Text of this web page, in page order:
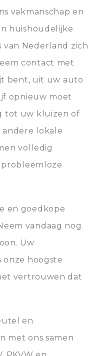
vakmanschap en
huishoudelijke
van Nederland zich
contact met
bent, uit uw auto
opnieuw moet
tot uw kluizen of
lokale
volledig
en goedkope
vandaag nog
Uw
onze hoogste
vertrouwen dat
en
met ons samen